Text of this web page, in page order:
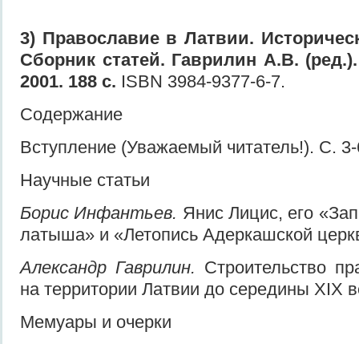
3) Православие в Латвии.
Сборник статей. Гаврилин А.В.
2001. 188 с. ISBN 3984-9377-6-7.
Содержание
Вступление (Уважаемый читатель!). С.
Научные статьи
Борис Инфантьев. Янис Лицис, его
латыша» и «Летопись Адеркашской
Александр Гаврилин. Строительство
на территории Латвии до середины XIX
Мемуары и очерки